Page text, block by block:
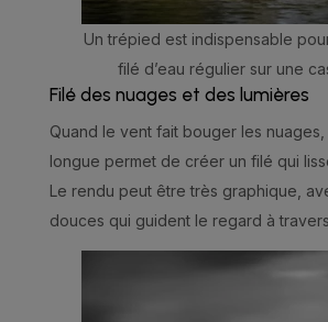
Un trépied est indispensable
filé d’eau régulier sur une
Filé des nuages et des lumières
Quand le vent fait bouger les
longue permet de créer un filé qui
Le rendu peut être très graphique,
douces qui guident le regard à travers